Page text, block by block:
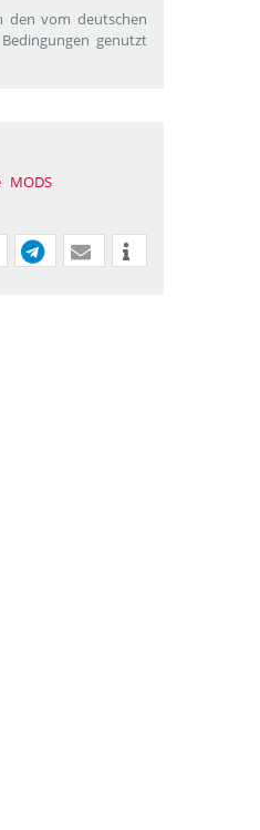
den vom deutschen
genutzt
MODS